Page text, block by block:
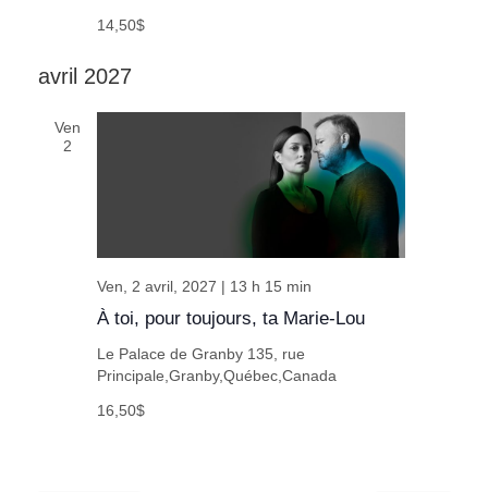
14,50$
avril 2027
Ven
2
À toi, pour toujours, ta Marie-Lou
Ven, 2 avril, 2027 | 13 h 15 min
Le Palace de Granby 135, rue
Principale,Granby,Québec,Canada
16,50$